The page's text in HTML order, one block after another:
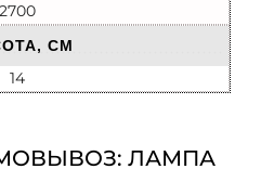
2700
СМ
14
ЛАМПА